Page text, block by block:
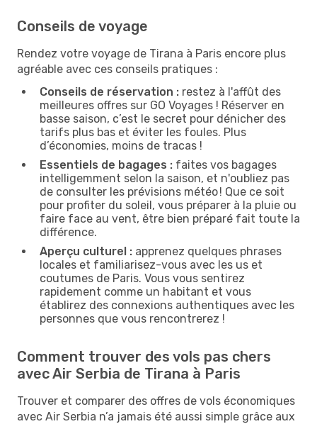
Conseils de voyage
Rendez votre voyage de Tirana à Paris encore plus
agréable avec ces conseils pratiques :
Conseils de réservation : restez à l'affût des
meilleures offres sur GO Voyages ! Réserver en
basse saison, c’est le secret pour dénicher des
tarifs plus bas et éviter les foules. Plus
d’économies, moins de tracas !
Essentiels de bagages : faites vos bagages
intelligemment selon la saison, et n'oubliez pas
de consulter les prévisions météo ! Que ce soit
pour profiter du soleil, vous préparer à la pluie ou
faire face au vent, être bien préparé fait toute la
différence.
Aperçu culturel : apprenez quelques phrases
locales et familiarisez-vous avec les us et
coutumes de Paris. Vous vous sentirez
rapidement comme un habitant et vous
établirez des connexions authentiques avec les
personnes que vous rencontrerez !
Comment trouver des vols pas chers
avec Air Serbia de Tirana à Paris
Trouver et comparer des offres de vols économiques
avec Air Serbia n’a jamais été aussi simple grâce aux